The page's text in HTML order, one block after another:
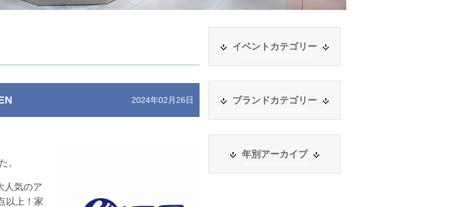
2024年02月26日
。
人気のア
以上！家
イベントカテゴリー
ブランドカテゴリー
年別アーカイブ